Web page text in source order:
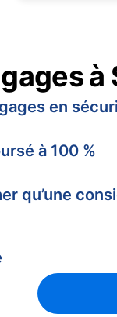
à
en
à 100 %
qu’une